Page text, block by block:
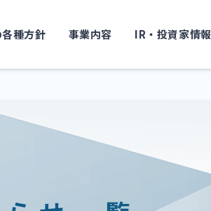
種方針 事業内容 IR・投資家情報